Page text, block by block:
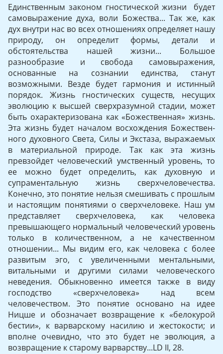
Единственным законом гностической жизни будет
самовыражение духа, воли Божества... Так же, как
дух внутри нас во всех отношениях определяет нашу
природу, он определит формы, де­тали и
обстоятельства нашей жизни... Большое
разнообразие и свобода самовыражения,
основанные на сознании единства, ста­нут
возможными. Везде будет гармония и истинный
порядок. Жизнь гностических существ, несущих
эволюцию к высшей сверхразумной стадии, может
быть охарактеризована как «Божественная» жизнь.
Эта жизнь будет началом восхождения Божествен­
ного духовного Света, Силы и Экстаза, выражаемых
в материальной природе. Так как эта жизнь
превзойдет человеческий умственный уровень, то
ее можно будет определить, как духовную и
супраментальную жизнь сверхчеловечества.
Конечно, это понятие нель­зя смешивать с прошлым
и настоящим понятиями о сверхчелове­ке. Наш ум
представляет сверхчеловека, как человека
превыша­ющего нормальный человеческий уровень
только в количествен­ном, а не качественном
отношении... Мы видим его, как человека с более
развитым эго, с увеличенными ментальными,
витальными и другими силами человеческого
неведения. Обыкновенно имеется также в виду
господство «сверхчеловека» над всем
человечеством. Это понятие основано на идее
Ницше и обозначает возвращение к «белокурой
бестии», к варварскому насилию и жестокости; и
вполне очевидно, что это будет не эволюция, а
возвращение к старому варварству...LD II, 28.